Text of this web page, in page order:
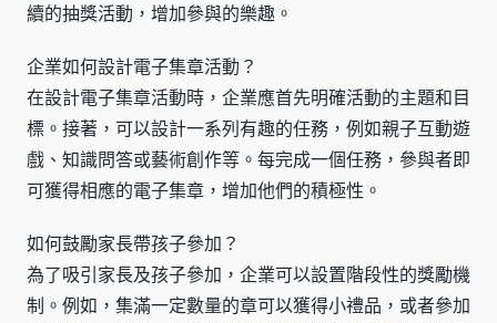
續的抽獎活動，增加參與的樂趣。
企業如何設計電子集章活動？
在設計電子集章活動時，企業應首先明確活動的主題和目
標。接著，可以設計一系列有趣的任務，例如親子互動遊
戲、知識問答或藝術創作等。每完成一個任務，參與者即
可獲得相應的電子集章，增加他們的積極性。
如何鼓勵家長帶孩子參加？
為了吸引家長及孩子參加，企業可以設置階段性的獎勵機
制。例如，集滿一定數量的章可以獲得小禮品，或者參加